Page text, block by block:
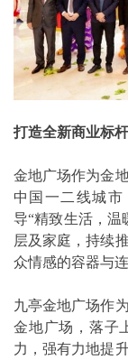
打造全新商业标
金地广场作为金
中国一二线城
导“精致生活，温
层及家庭，持续
众情感的容器与
九亭金地广场作
金地广场，落子
力，强有力地提